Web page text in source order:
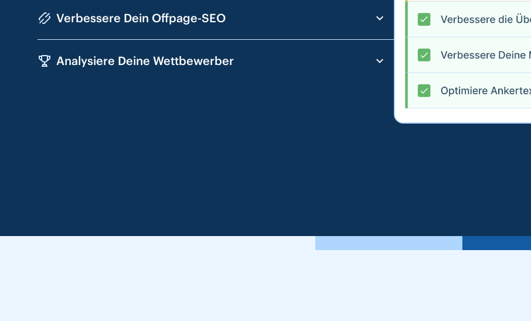
Verbessere Dein Offpage-SEO
Analysiere Deine Wettbewerber